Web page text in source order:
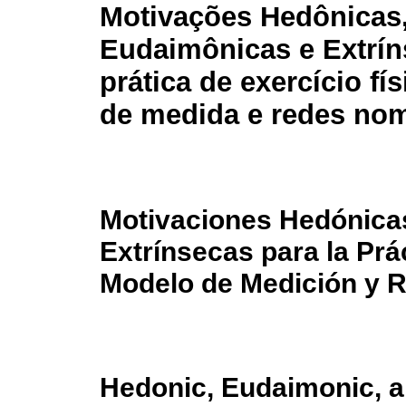
Motivações
Eudaimônicas e
prática de exercício
de medida e redes
Motivaciones
Extrínsecas para la
Modelo de Medición y
Hedonic, Eudaimonic,